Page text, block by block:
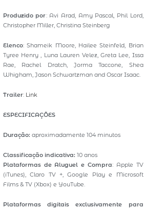
Produzido por: Avi Arad, Amy Pascal, Phil Lord,
Christopher Miller, Christina Steinberg
Elenco: Shameik Moore, Hailee Steinfeld, Brian
Tyree Henry , Luna Lauren Velez, Greta Lee, Issa
Rae, Rachel Dratch, Jorma Taccone, Shea
Whigham, Jason Schwartzman and Oscar Isaac.
Trailer: Link
ESPECIFICAÇÕES
Duração: aproximadamente 104 minutos
Classificação indicativa: 10 anos
Plataformas de Aluguel e Compra: Apple TV
(iTunes), Claro TV +, Google Play e Microsoft
Films & TV (Xbox) e YouTube.
Plataformas digitais exclusivamente para